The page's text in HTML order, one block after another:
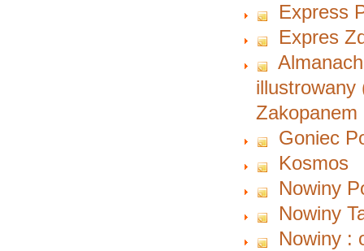
Express
Expres
illustrowany
Zakopanem
Goniec
Kosmos
Nowiny
Nowiny
Nowiny :